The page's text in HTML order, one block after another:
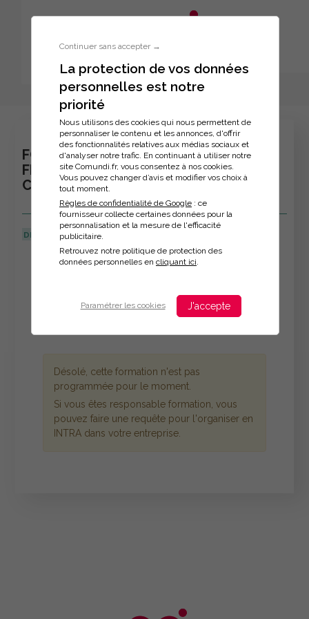
Continuer sans accepter →
La protection de vos données
personnelles est notre
priorité
Nous utilisons des cookies qui nous permettent de
personnaliser le contenu et les annonces, d'offrir
des fonctionnalités relatives aux médias sociaux et
d'analyser notre trafic. En continuant à utiliser notre
site Comundi.fr, vous consentez à nos cookies.
Vous pouvez changer d’avis et modifier vos choix à
tout moment.
Règles de confidentialité de Google : ce
fournisseur collecte certaines données pour la
personnalisation et la mesure de l'efficacité
publicitaire.
Retrouvez notre politique de protection des
données personnelles en cliquant ici
Paramétrer les cookies J'accepte
Inscription à la formation
FORMATION - DÉVELOPPER SA
FLEXIBILITÉ ET PASSER EN MODE
COOPÉRATIF
DERNIÈRE MISE À JOUR :
Veuillez décrire votre situation
Désolé, cette formation n'est pas
programmée pour le moment.
Si vous êtes responsable formation, vous
pouvez faire une requête pour l'organiser en
INTRA dans votre entreprise.